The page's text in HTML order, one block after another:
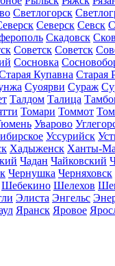
Светлогорск
Северск Севск
Скадовск
Советск Советск
Сосновка
Купавна Старая
Суоярви Сураж
Талдом Талица
Томари Томмот
Уварово
Уссурийск
Хадыженск Ханты-
Чадан Чайковский
Чернушка Черняховск
Шебекино Шелехов
Элиста Энгельс
Яранск Яровое